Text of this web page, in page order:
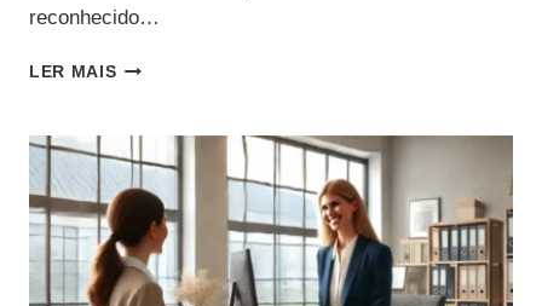
reconhecido…
LER MAISCOMO
JURÍDICO
IMPULSIONA
AUTORIDADE,
REPUTAÇÃO
E
CAPTAÇÃO
DE